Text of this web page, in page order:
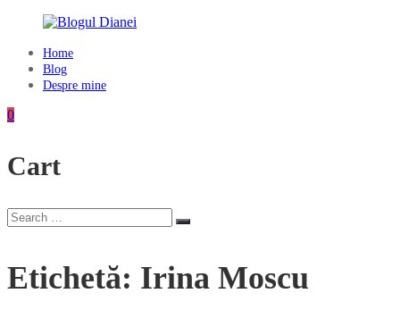
content
Blogul
Dianei
Blognotes
călătorii
și
finețuri
Home
Blog
Despre mine
0
Cart
Search
for:
Search
Etichetă: Irina Moscu